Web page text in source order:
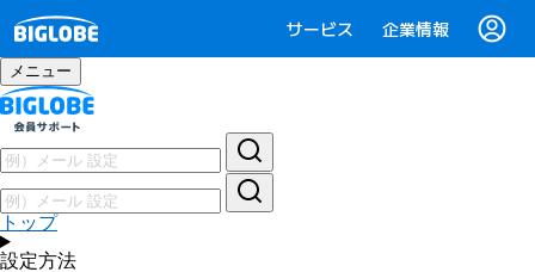
サービス 企業情報
メニュー
トップ
設定方法